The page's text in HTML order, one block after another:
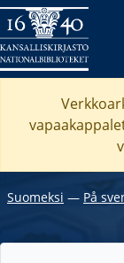
Suomeksi ― På